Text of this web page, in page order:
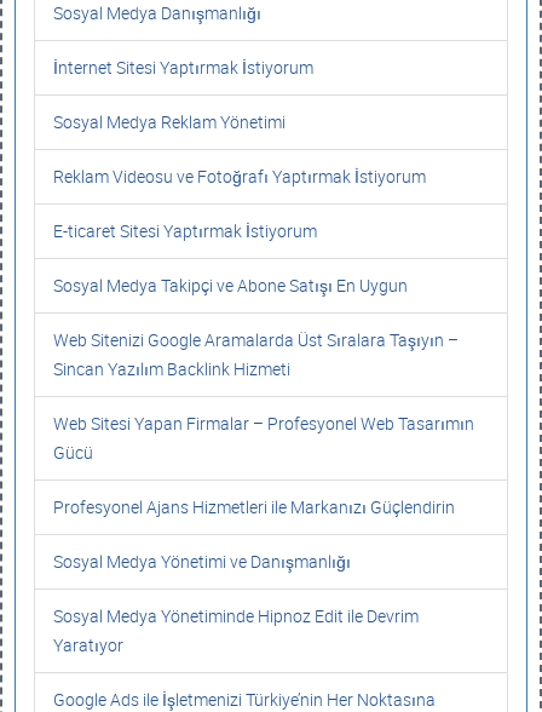
Sosyal Medya Danışmanlığı
İnternet Sitesi Yaptırmak İstiyorum
Sosyal Medya Reklam Yönetimi
Reklam Videosu ve Fotoğrafı Yaptırmak İstiyorum
E-ticaret Sitesi Yaptırmak İstiyorum
Sosyal Medya Takipçi ve Abone Satışı En Uygun
Web Sitenizi Google Aramalarda Üst Sıralara Taşıyın –
Sincan Yazılım Backlink Hizmeti
Web Sitesi Yapan Firmalar – Profesyonel Web Tasarımın
Gücü
Profesyonel Ajans Hizmetleri ile Markanızı Güçlendirin
Sosyal Medya Yönetimi ve Danışmanlığı
Sosyal Medya Yönetiminde Hipnoz Edit ile Devrim
Yaratıyor
Google Ads ile İşletmenizi Türkiye’nin Her Noktasına